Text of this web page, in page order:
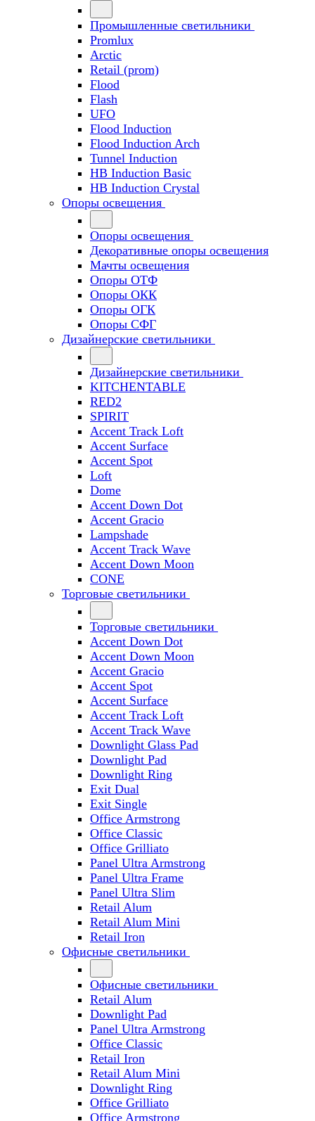
Промышленные светильники
Promlux
Arctic
Retail (prom)
Flood
Flash
UFO
Flood Induction
Flood Induction Arch
Tunnel Induction
HB Induction Basic
HB Induction Crystal
Опоры освещения
Опоры освещения
Декоративные опоры освещения
Мачты освещения
Опоры ОТФ
Опоры ОКК
Опоры ОГК
Опоры СФГ
Дизайнерские светильники
Дизайнерские светильники
KITCHENTABLE
RED2
SPIRIT
Accent Track Loft
Accent Surface
Accent Spot
Loft
Dome
Accent Down Dot
Accent Gracio
Lampshade
Accent Track Wave
Accent Down Moon
CONE
Торговые светильники
Торговые светильники
Accent Down Dot
Accent Down Moon
Accent Gracio
Accent Spot
Accent Surface
Accent Track Loft
Accent Track Wave
Downlight Glass Pad
Downlight Pad
Downlight Ring
Exit Dual
Exit Single
Office Armstrong
Office Classic
Office Grilliato
Panel Ultra Armstrong
Panel Ultra Frame
Panel Ultra Slim
Retail Alum
Retail Alum Mini
Retail Iron
Офисные светильники
Офисные светильники
Retail Alum
Downlight Pad
Panel Ultra Armstrong
Office Classic
Retail Iron
Retail Alum Mini
Downlight Ring
Office Grilliato
Office Armstrong